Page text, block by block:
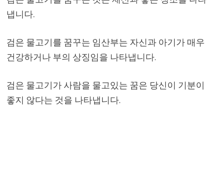
냅니다.
검은 물고기를 꿈꾸는 임산부는 자신과 아기가 매우
건강하거나 부의 상징임을 나타냅니다.
검은 물고기가 사람을 물고있는 꿈은 당신이 기분이
좋지 않다는 것을 나타냅니다.